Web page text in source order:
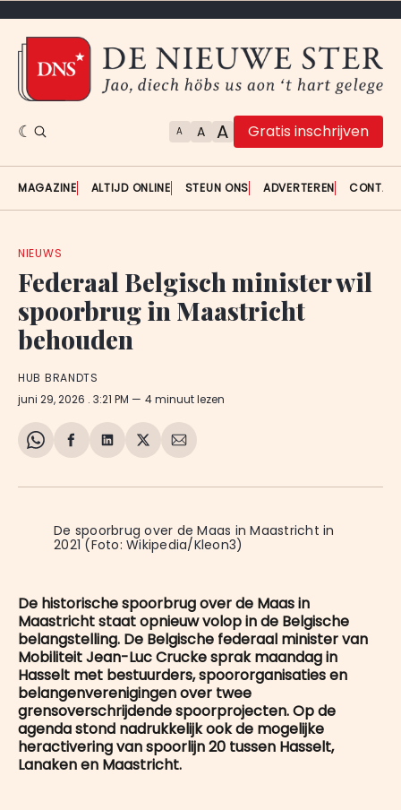
A A A Gratis inschrijven
MAGAZINE ALTIJD ONLINE STEUN ONS ADVERTEREN
NIEUWS
Federaal Belgisch minister wil
spoorbrug in Maastricht
behouden
HUB BRANDTS
juni 29, 2026 . 3:21 PM 4 minuut lezen
Share
WhatsApp
Delen
Facebook
Delen
LinkedIn
Share
X
Deel
E-
De spoorbrug over de Maas in Maastricht in
2021 (Foto: Wikipedia/Kleon3)
De historische spoorbrug over de Maas in
Maastricht staat opnieuw volop in de Belgische
belangstelling. De Belgische federaal minister van
Mobiliteit Jean-Luc Crucke sprak maandag in
Hasselt met bestuurders, spoororganisaties en
belangenverenigingen over twee
grensoverschrijdende spoorprojecten. Op de
agenda stond nadrukkelijk ook de mogelijke
heractivering van spoorlijn 20 tussen Hasselt,
Lanaken en Maastricht.